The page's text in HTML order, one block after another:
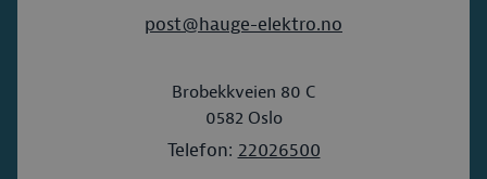
post@hauge-elektro.no
Brobekkveien 80 C
0582 Oslo
Telefon: 22026500